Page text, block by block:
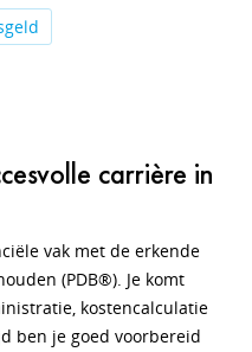
carrière in
vak met de erkende
(PDB®). Je komt
kostencalculatie
ben je goed voorbereid